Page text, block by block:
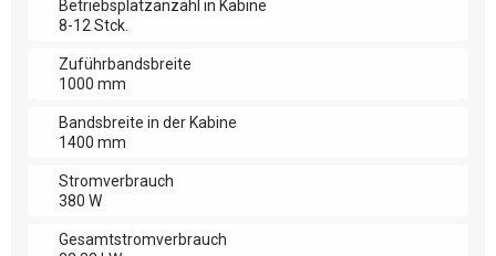
Betriebsplatzanzahl in Kabine
8-12 Stck.
Zuführbandsbreite
1000 mm
Bandsbreite in der Kabine
1400 mm
Stromverbrauch
380 W
Gesamtstromverbrauch